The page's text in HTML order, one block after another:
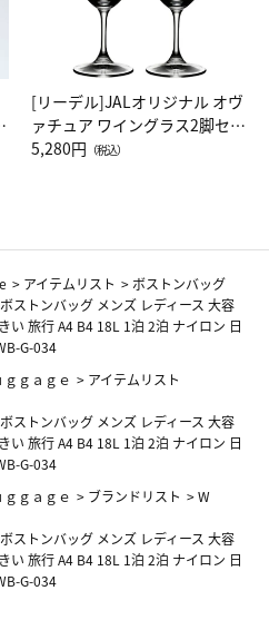
[リーデル]JALオリジナル オヴ
ァチュア ワイングラス2脚セッ
ト（レッドワイン）
5,280円 （税込）
> アイテムリスト > ボストンバッグ
ストンバッグ メンズ レディース 大容
い 旅行 A4 B4 18L 1泊 2泊 ナイロン 日
G-034
ｇａｇｅ > アイテムリスト
ストンバッグ メンズ レディース 大容
い 旅行 A4 B4 18L 1泊 2泊 ナイロン 日
G-034
ｇａｇｅ > ブランドリスト >W
ストンバッグ メンズ レディース 大容
い 旅行 A4 B4 18L 1泊 2泊 ナイロン 日
G-034